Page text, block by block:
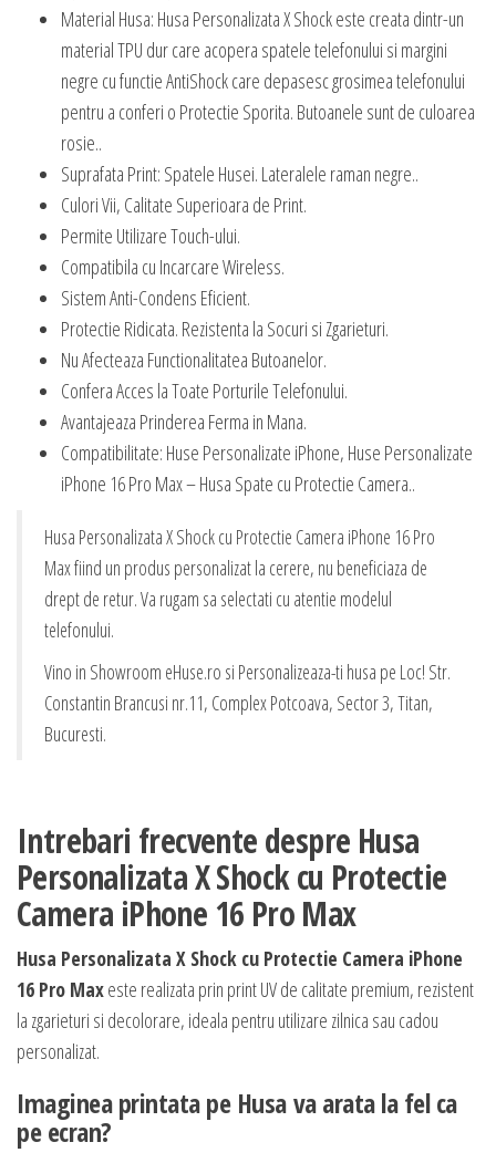
Material Husa: Husa Personalizata X Shock este creata dintr-un
material TPU dur care acopera spatele telefonului si margini
negre cu functie AntiShock care depasesc grosimea telefonului
pentru a conferi o Protectie Sporita. Butoanele sunt de culoarea
rosie..
Suprafata Print: Spatele Husei. Lateralele raman negre..
Culori Vii, Calitate Superioara de Print.
Permite Utilizare Touch-ului.
Compatibila cu Incarcare Wireless.
Sistem Anti-Condens Eficient.
Protectie Ridicata. Rezistenta la Socuri si Zgarieturi.
Nu Afecteaza Functionalitatea Butoanelor.
Confera Acces la Toate Porturile Telefonului.
Avantajeaza Prinderea Ferma in Mana.
Compatibilitate: Huse Personalizate iPhone, Huse Personalizate
iPhone 16 Pro Max – Husa Spate cu Protectie Camera..
Husa Personalizata X Shock cu Protectie Camera iPhone 16 Pro
Max fiind un produs personalizat la cerere, nu beneficiaza de
drept de retur. Va rugam sa selectati cu atentie modelul
telefonului.
Vino in Showroom eHuse.ro si Personalizeaza-ti husa pe Loc! Str.
Constantin Brancusi nr.11, Complex Potcoava, Sector 3, Titan,
Bucuresti.
Intrebari frecvente despre Husa
Personalizata X Shock cu Protectie
Camera iPhone 16 Pro Max
Husa Personalizata X Shock cu Protectie Camera iPhone
16 Pro Maxeste realizata prin print UV de calitate premium, rezistent
la zgarieturi si decolorare, ideala pentru utilizare zilnica sau cadou
personalizat.
Imaginea printata pe Husa va arata la fel ca
pe ecran?